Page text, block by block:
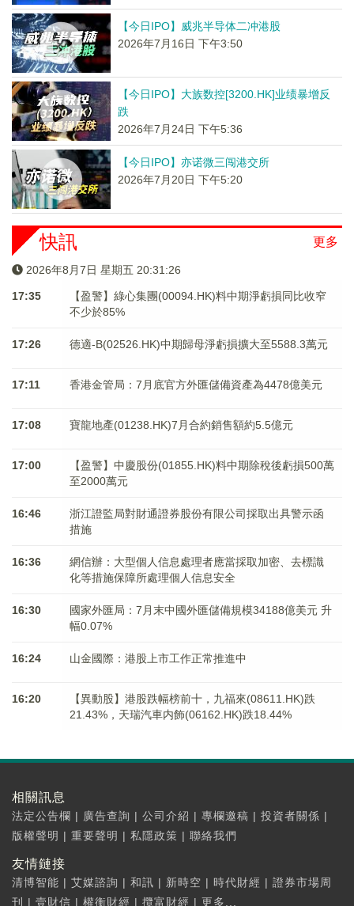
【今日IPO】威兆半导体二冲港股
2026年7月16日 下午3:50
【今日IPO】大族数控[3200.HK]业绩暴增反
跌
2026年7月24日 下午5:36
【今日IPO】亦诺微三闯港交所
2026年7月20日 下午5:20
更多
快訊
2026年8月7日 星期五 20:31:26
17:35
【盈警】綠心集團(00094.HK)料中期淨虧損同比收窄
不少於85%
17:26 德適-B(02526.HK)中期歸母淨虧損擴大至5588.3萬元
17:11 香港金管局：7月底官方外匯儲備資產為4478億美元
17:08 寶龍地產(01238.HK)7月合約銷售額約5.5億元
17:00
【盈警】中慶股份(01855.HK)料中期除稅後虧損500萬
至2000萬元
16:46
浙江證監局對財通證券股份有限公司採取出具警示函
措施
16:36
網信辦：大型個人信息處理者應當採取加密、去標識
化等措施保障所處理個人信息安全
16:30
國家外匯局：7月末中國外匯儲備規模34188億美元 升
幅0.07%
16:24 山金國際：港股上市工作正常推進中
16:20
【異動股】港股跌幅榜前十，九福來(08611.HK)跌
21.43%，天瑞汽車内飾(06162.HK)跌18.44%
相關訊息
法定公告欄 | 廣告查詢 | 公司介紹 | 專欄邀稿 | 投資者關係 |
版權聲明 | 重要聲明 | 私隱政策 | 聯絡我們
友情鏈接
清博智能 | 艾媒諮詢 | 和訊 | 新時空 | 時代財經 | 證券市場周
刊
| 壹財信 | 權衡財經 | 攬富財經 | 更多...